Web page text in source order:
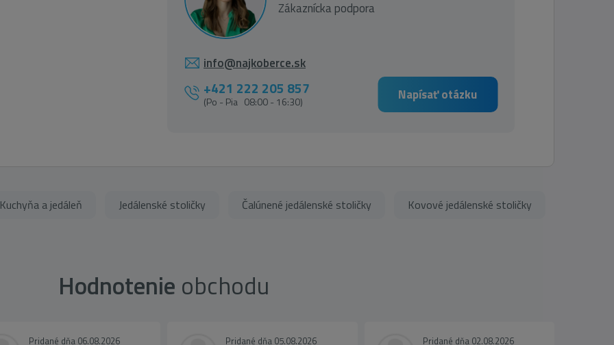
Zákaznícka podpora
info@najkoberce.sk
+421 222 205 857
(Po - Pia 08:00 - 16:30) Napísať otázku
Kuchyňa a jedáleň Jedálenské stoličky Čalúnené jedálenské stoličky Kovové jedálenské stoličky
Hodnotenie obchodu
Pridané dňa 06.08.2026 Pridané dňa 05.08.2026 Pridané dňa 02.08.2026